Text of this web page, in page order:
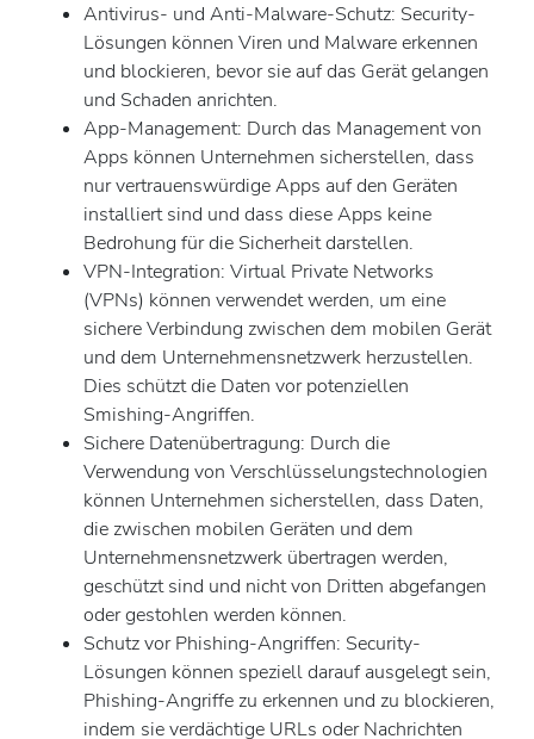
Antivirus- und Anti-Malware-Schutz: Security-
Lösungen können Viren und Malware erkennen
und blockieren, bevor sie auf das Gerät gelangen
und Schaden anrichten.
App-Management: Durch das Management von
Apps können Unternehmen sicherstellen, dass
nur vertrauenswürdige Apps auf den Geräten
installiert sind und dass diese Apps keine
Bedrohung für die Sicherheit darstellen.
VPN-Integration: Virtual Private Networks
(VPNs) können verwendet werden, um eine
sichere Verbindung zwischen dem mobilen Gerät
und dem Unternehmensnetzwerk herzustellen.
Dies schützt die Daten vor potenziellen
Smishing-Angriffen.
Sichere Datenübertragung: Durch die
Verwendung von Verschlüsselungstechnologien
können Unternehmen sicherstellen, dass Daten,
die zwischen mobilen Geräten und dem
Unternehmensnetzwerk übertragen werden,
geschützt sind und nicht von Dritten abgefangen
oder gestohlen werden können.
Schutz vor Phishing-Angriffen: Security-
Lösungen können speziell darauf ausgelegt sein,
Phishing-Angriffe zu erkennen und zu blockieren,
indem sie verdächtige URLs oder Nachrichten